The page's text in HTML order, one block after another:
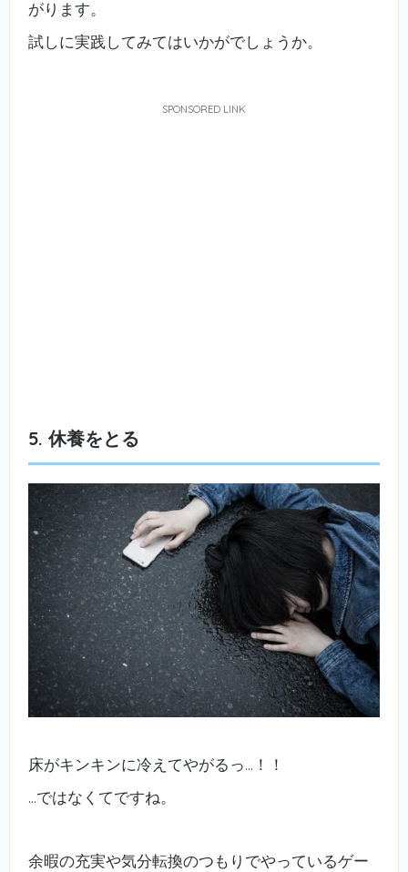
がります。
試しに実践してみてはいかがでしょうか。
SPONSORED LINK
5. 休養をとる
床がキンキンに冷えてやがるっ…！！
…ではなくてですね。
余暇の充実や気分転換のつもりでやっているゲー